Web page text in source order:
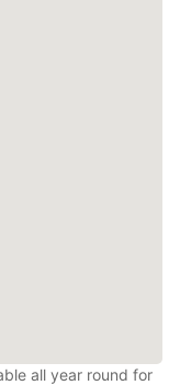
all year round for